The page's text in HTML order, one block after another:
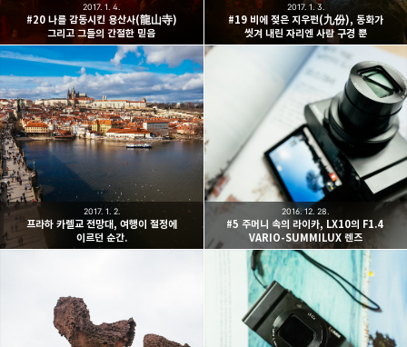
#20 나를 감동시킨 용산사(龍山寺)
그리고 그들의 간절한 믿음
2017. 1. 4.
#19 비에 젖은 지우펀(九份), 동화가
씻겨 내린 자리엔 사람 구경 뿐
2017. 1. 3.
프라하 카렐교 전망대, 여행이 절정에
이르던 순간.
2017. 1. 2.
#5 주머니 속의 라이카, LX10의 F1.4
VARIO-SUMMILUX 렌즈
2016. 12. 28.